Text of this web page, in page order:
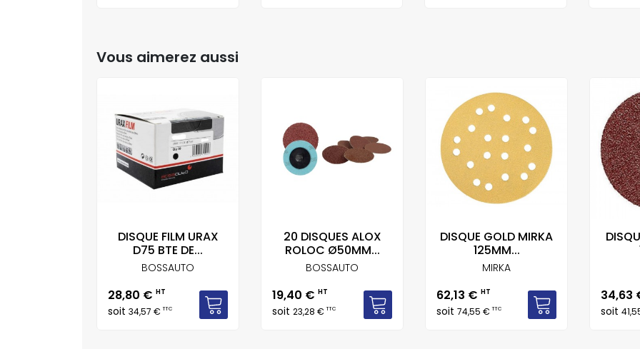
Vous aimerez aussi
DISQUE FILM URAX
D75 BTE DE...
BOSSAUTO
Prix
28,80 € HT
soit 34,57 €TTC
20 DISQUES ALOX
ROLOC Ø50MM...
BOSSAUTO
Prix
19,40 € HT
soit 23,28 €TTC
DISQUE GOLD MIRKA
125MM...
MIRKA
Prix
62,13 € HT
soit 74,55 €TTC
Prix
34,63
soit